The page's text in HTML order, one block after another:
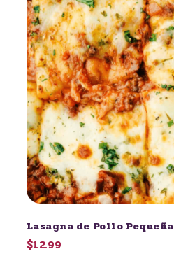
Lasagna de Pollo Pequeña
$12.99